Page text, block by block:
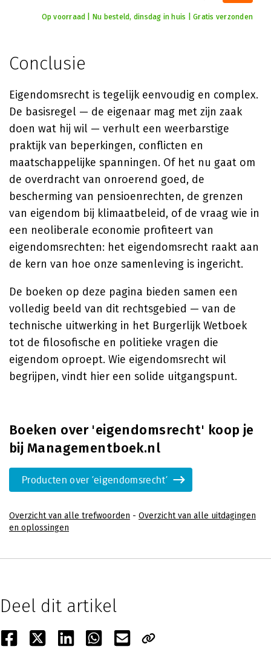
Op voorraad | Nu besteld, dinsdag in huis | Gratis verzonden
Conclusie
Eigendomsrecht is tegelijk eenvoudig en complex.
De basisregel — de eigenaar mag met zijn zaak
doen wat hij wil — verhult een weerbarstige
praktijk van beperkingen, conflicten en
maatschappelijke spanningen. Of het nu gaat om
de overdracht van onroerend goed, de
bescherming van pensioenrechten, de grenzen
van eigendom bij klimaatbeleid, of de vraag wie in
een neoliberale economie profiteert van
eigendomsrechten: het eigendomsrecht raakt aan
de kern van hoe onze samenleving is ingericht.
De boeken op deze pagina bieden samen een
volledig beeld van dit rechtsgebied — van de
technische uitwerking in het Burgerlijk Wetboek
tot de filosofische en politieke vragen die
eigendom oproept. Wie eigendomsrecht wil
begrijpen, vindt hier een solide uitgangspunt.
Boeken over 'eigendomsrecht' koop je
bij Managementboek.nl
Producten over 'eigendomsrecht'
Overzicht van alle trefwoorden - Overzicht van alle uitdagingen
en oplossingen
Deel dit artikel